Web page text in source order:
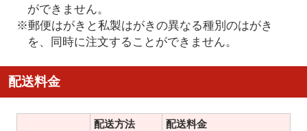
ができません。
※郵便はがきと私製はがきの異なる種別のはがき
を、同時に注文することができません。
配送料金
配送方法 配送料金